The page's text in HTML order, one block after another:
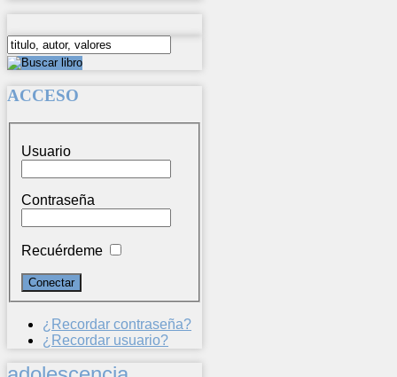
ACCESO
Usuario
Contraseña
Recuérdeme
¿Recordar contraseña?
¿Recordar usuario?